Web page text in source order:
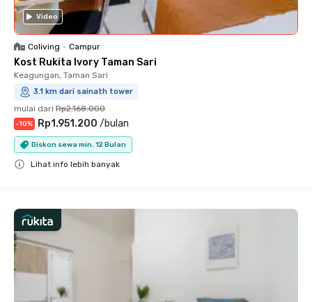
Video
Coliving • Campur
Kost Rukita Ivory Taman Sari
Keagungan, Taman Sari
3.1 km dari sainath tower
mulai dari Rp2.168.000
-10% Rp1.951.200 /bulan
Diskon sewa min. 12 Bulan
Lihat info lebih banyak